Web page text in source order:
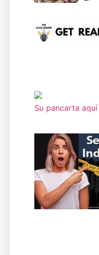
Su pancarta aquí